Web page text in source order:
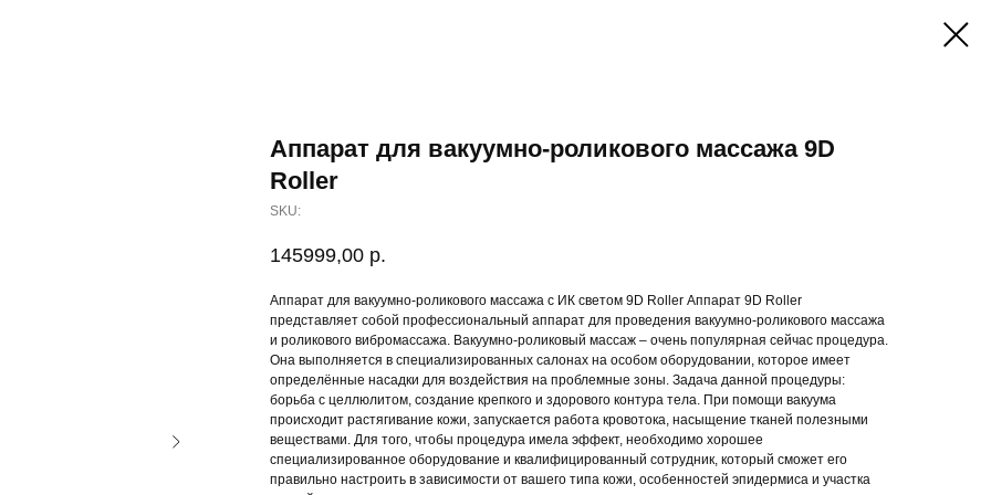
Аппарат для вакуумно-роликового массажа 9D
Roller
SKU:
145999,00 р.
Аппарат для вакуумно-роликового массажа с ИК светом 9D Roller Аппарат 9D Roller
представляет собой профессиональный аппарат для проведения вакуумно-роликового массажа
и роликового вибромассажа. Вакуумно-роликовый массаж – очень популярная сейчас процедура.
Она выполняется в специализированных салонах на особом оборудовании, которое имеет
определённые насадки для воздействия на проблемные зоны. Задача данной процедуры:
борьба с целлюлитом, создание крепкого и здорового контура тела. При помощи вакуума
происходит растягивание кожи, запускается работа кровотока, насыщение тканей полезными
веществами. Для того, чтобы процедура имела эффект, необходимо хорошее
специализированное оборудование и квалифицированный сотрудник, который сможет его
правильно настроить в зависимости от вашего типа кожи, особенностей эпидермиса и участка